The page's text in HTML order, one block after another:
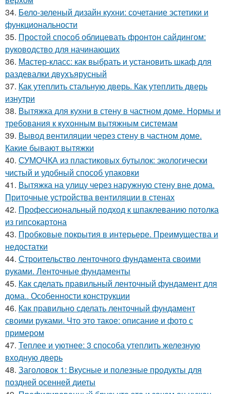
34. Бело-зеленый дизайн кухни: сочетание эстетики и
функциональности
35. Простой способ облицевать фронтон сайдингом:
руководство для начинающих
36. Мастер-класс: как выбрать и установить шкаф для
раздевалки двухъярусный
37. Как утеплить стальную дверь. Как утеплить дверь
изнутри
38. Вытяжка для кухни в стену в частном доме. Нормы и
требования к кухонным вытяжным системам
39. Вывод вентиляции через стену в частном доме.
Какие бывают вытяжки
40. СУМОЧКА из пластиковых бутылок: экологически
чистый и удобный способ упаковки
41. Вытяжка на улицу через наружную стену вне дома.
Приточные устройства вентиляции в стенах
42. Профессиональный подход к шпаклеванию потолка
из гипсокартона
43. Пробковые покрытия в интерьере. Преимущества и
недостатки
44. Строительство ленточного фундамента своими
руками. Ленточные фундаменты
45. Как сделать правильный ленточный фундамент для
дома.. Особенности конструкции
46. Как правильно сделать ленточный фундамент
своими руками. Что это такое: описание и фото с
примером
47. Теплее и уютнее: 3 способа утеплить железную
входную дверь
48. Заголовок 1: Вкусные и полезные продукты для
поздней осенней диеты